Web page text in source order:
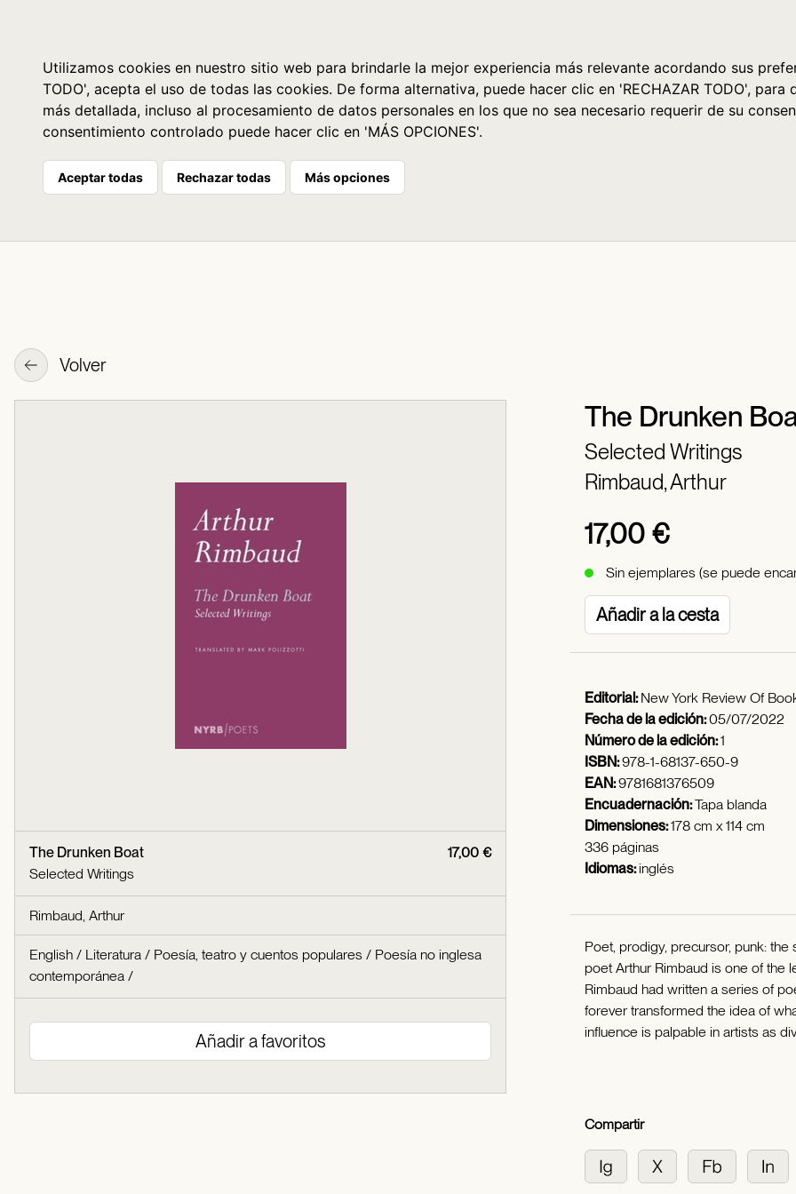
Utilizamos cookies en nuestro sitio web para brindarle la mejor experiencia más relevante acordando sus
TODO', acepta el uso de todas las cookies. De forma alternativa, puede hacer clic en 'RECHAZAR TODO',
más detallada, incluso al procesamiento de datos personales en los que no sea necesario requerir de su
consentimiento controlado puede hacer clic en 'MÁS OPCIONES'.
Aceptar todas Rechazar todas Más opciones
Volver
The Drunken
Selected Writings
Rimbaud, Arthur
17,00 €
Sin ejemplares (se puede
Añadir a la cesta
17,00 €
The Drunken Boat
Selected Writings
Rimbaud, Arthur
English / Literatura / Poesía, teatro y cuentos populares / Poesía no inglesa
contemporánea /
Añadir a favoritos
Editorial:New York Review Of
Fecha de la edición:05/07/2022
Número de la edición:1
ISBN:978-1-68137-650-9
EAN:9781681376509
Encuadernación:Tapa blanda
Dimensiones:178 cm x 114 cm
336 páginas
Idiomas:inglés
Poet, prodigy, precursor, punk:
poet Arthur Rimbaud is one of the
Rimbaud had written a series of
forever transformed the idea of
influence is palpable in artists as
Compartir